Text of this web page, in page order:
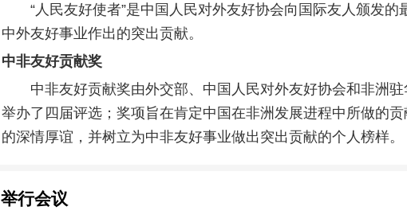
“人民友好使者”是中国人民对外友好协会向国际友人颁发
中外友好事业作出的突出贡献。
中非友好贡献奖
中非友好贡献奖由外交部、中国人民对外友好协会和非洲
举办了四届评选；奖项旨在肯定中国在非洲发展进程中所做的
的深情厚谊，并树立为中非友好事业做出突出贡献的个人榜样。
举行会议